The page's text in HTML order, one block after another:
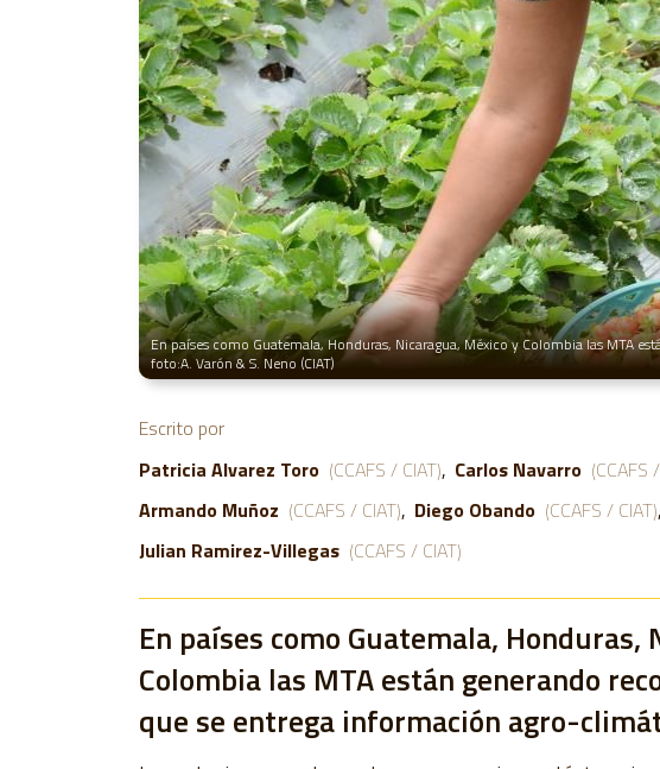
En países como Guatemala, Honduras, Nicaragua, México y Colombia las MTA
foto:A. Varón & S. Neno (CIAT)
Escrito por
Patricia Alvarez Toro (CCAFS / CIAT) Carlos Navarro (CCAFS
Armando Muñoz (CCAFS / CIAT) Diego Obando (CCAFS / CIAT)
Julian Ramirez-Villegas (CCAFS / CIAT)
En países como Guatemala, Honduras,
Colombia las MTA están generando
que se entrega información agro-